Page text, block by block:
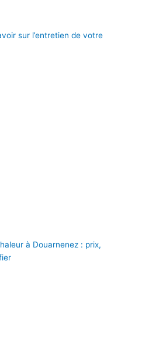
sur l’entretien de votre
à Douarnenez : prix,